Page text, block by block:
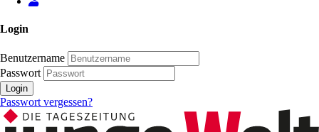
Login
Benutzername
Passwort
Login
Passwort vergessen?